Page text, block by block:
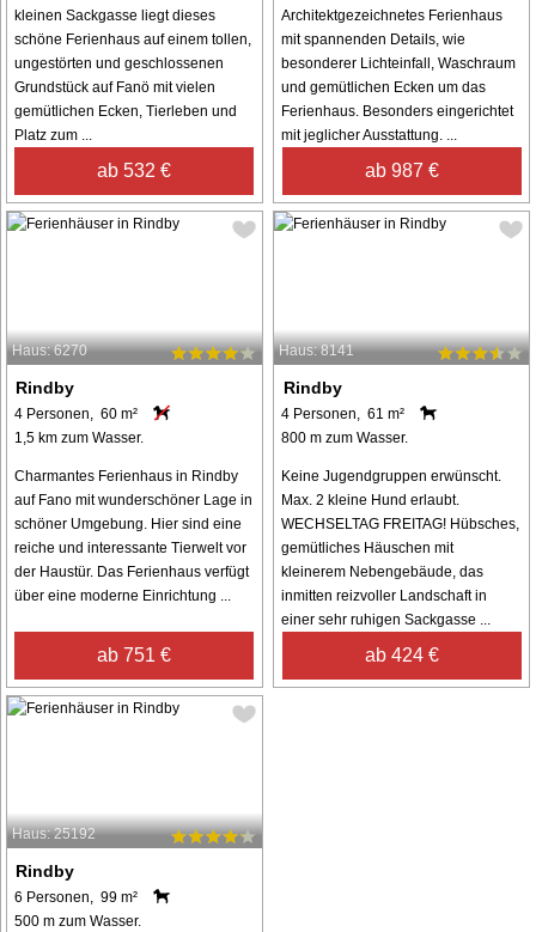
kleinen Sackgasse liegt dieses
schöne Ferienhaus auf einem tollen,
ungestörten und geschlossenen
Grundstück auf Fanö mit vielen
gemütlichen Ecken, Tierleben und
Platz zum ...
ab 532 €
Architektgezeichnetes Ferienhaus
mit spannenden Details, wie
besonderer Lichteinfall, Waschraum
und gemütlichen Ecken um das
Ferienhaus. Besonders eingerichtet
mit jeglicher Ausstattung. ...
ab 987 €
Haus: 6270
Rindby
4 Personen, 60 m²
1,5 km zum Wasser.
Charmantes Ferienhaus in Rindby
auf Fano mit wunderschöner Lage in
schöner Umgebung. Hier sind eine
reiche und interessante Tierwelt vor
der Haustür. Das Ferienhaus verfügt
über eine moderne Einrichtung ...
ab 751 €
Haus: 8141
Rindby
4 Personen, 61 m²
800 m zum Wasser.
Keine Jugendgruppen erwünscht.
Max. 2 kleine Hund erlaubt.
WECHSELTAG FREITAG! Hübsches,
gemütliches Häuschen mit
kleinerem Nebengebäude, das
inmitten reizvoller Landschaft in
einer sehr ruhigen Sackgasse ...
ab 424 €
Haus: 25192
Rindby
6 Personen, 99 m²
500 m zum Wasser.